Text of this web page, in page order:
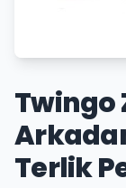
Twingo
Terlik